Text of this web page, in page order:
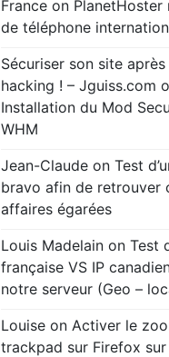
Franceon PlanetHoster
de téléphone
Sécuriser son site après
hacking ! – Jguiss.com
Installation du Mod
WHM
Jean-Claudeon Test
bravo afin de retrouver
affaires égarées
Louis Madelainon Test
française VS IP
notre serveur (Geo –
Louiseon Activer le
trackpad sur Firefox sur